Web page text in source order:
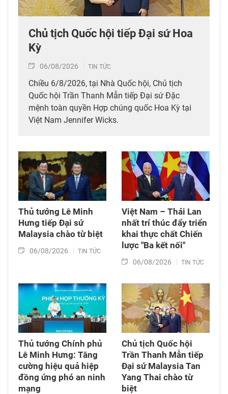
Chủ tịch Quốc hội tiếp Đại sứ Hoa
Kỳ
06/08/2026 TIN TỨC
Chiều 6/8/2026, tại Nhà Quốc hội, Chủ tịch
Quốc hội Trần Thanh Mẫn tiếp Đại sứ Đặc
mệnh toàn quyền Hợp chúng quốc Hoa Kỳ tại
Việt Nam Jennifer Wicks.
Thủ tướng Lê Minh
Hưng tiếp Đại sứ
Malaysia chào từ biệt
06/08/2026 TIN TỨC
Việt Nam – Thái Lan
nhất trí thúc đẩy triển
khai thực chất Chiến
lược "Ba kết nối"
06/08/2026 TIN TỨC
Thủ tướng Chính phủ
Lê Minh Hưng: Tăng
cường hiệu quả hiệp
đồng ứng phó an ninh
mạng
Chủ tịch Quốc hội
Trần Thanh Mẫn tiếp
Đại sứ Malaysia Tan
Yang Thai chào từ
biệt